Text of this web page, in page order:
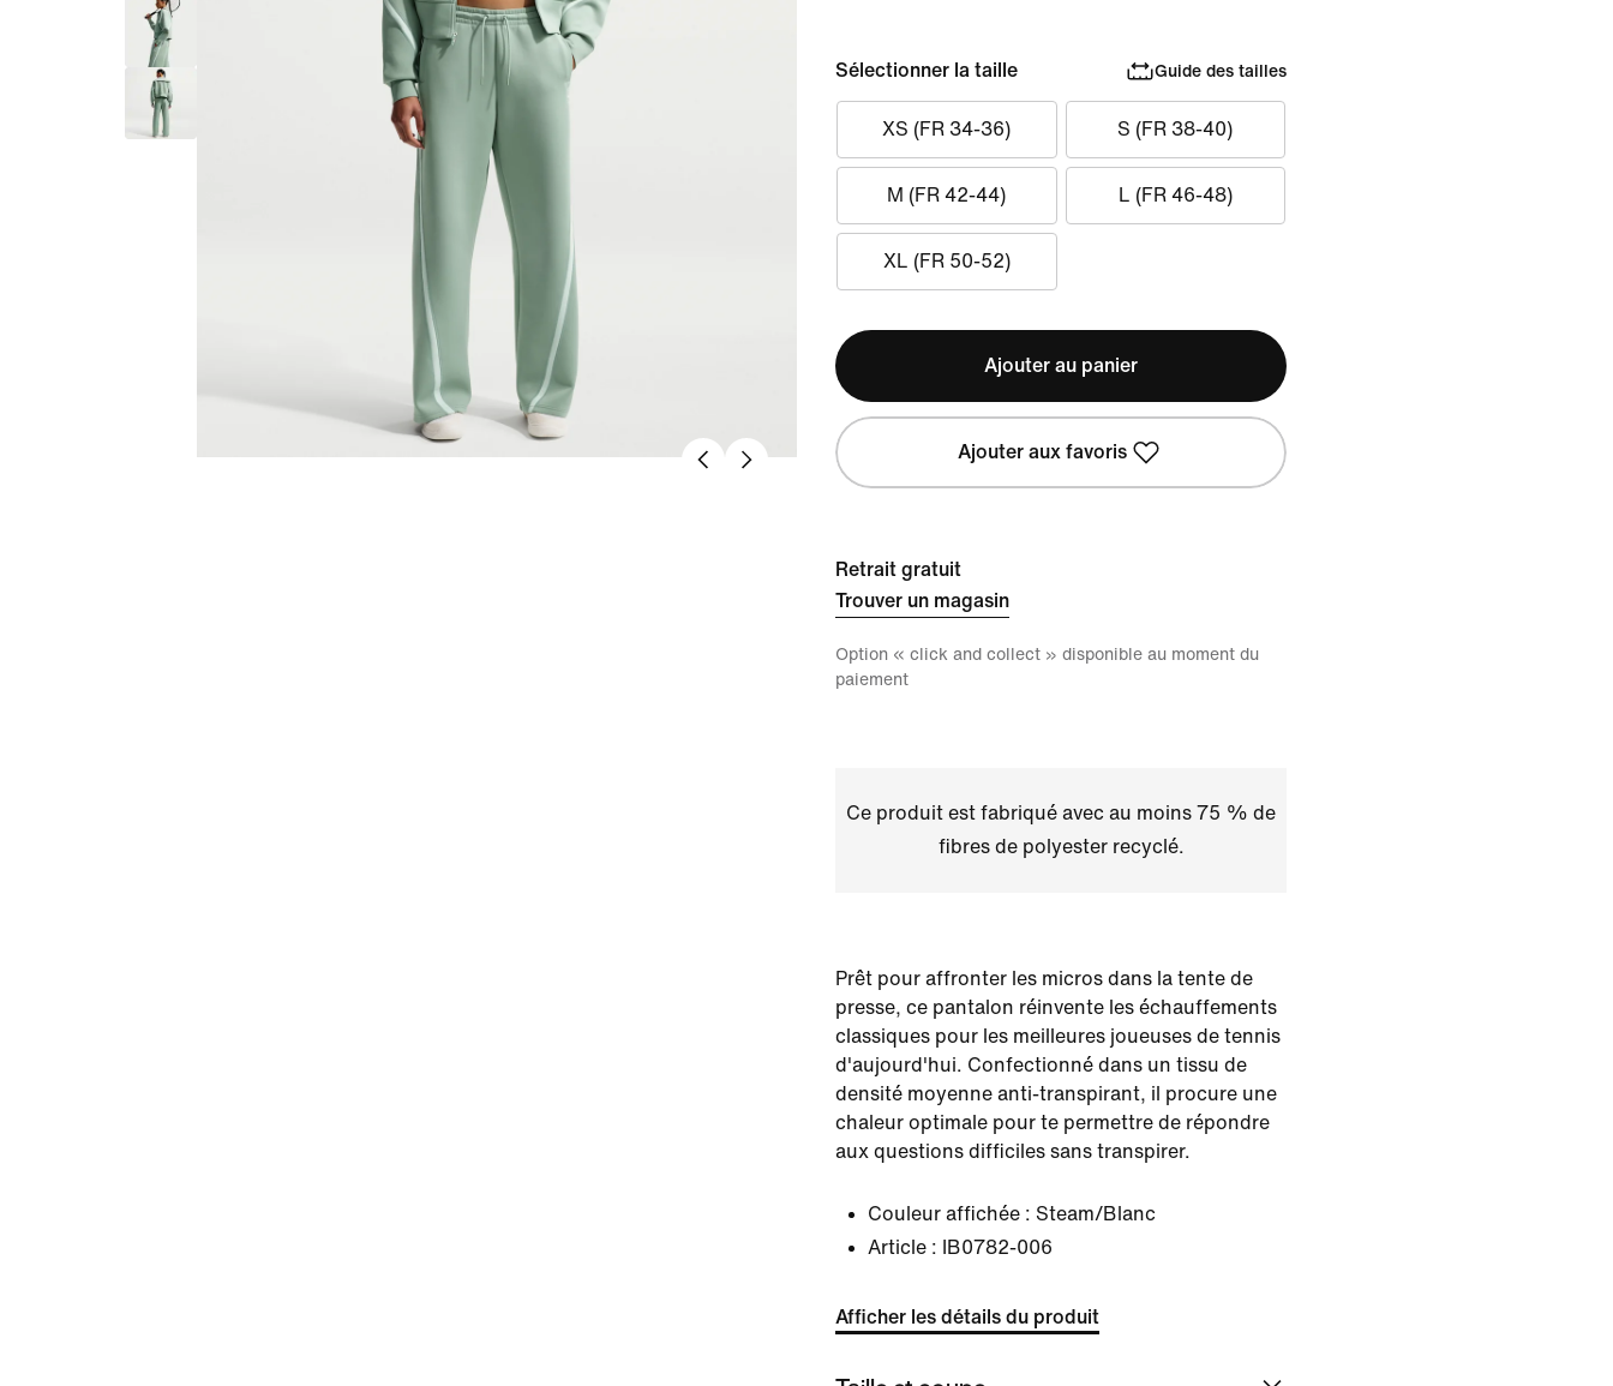
Sélectionner la taille Guide des tailles
XS (FR 34-36) S (FR 38-40)
M (FR 42-44) L (FR 46-48)
XL (FR 50-52)
Ajouter au panier
Ajouter aux favoris
Retrait gratuit
Trouver un magasin
Option « click and collect » disponible au moment du
paiement
Ce produit est fabriqué avec au moins 75 % de
fibres de polyester recyclé.
Prêt pour affronter les micros dans la tente de
presse, ce pantalon réinvente les échauffements
classiques pour les meilleures joueuses de tennis
d'aujourd'hui. Confectionné dans un tissu de
densité moyenne anti-transpirant, il procure une
chaleur optimale pour te permettre de répondre
aux questions difficiles sans transpirer.
Couleur affichée : Steam/Blanc
Article :
IB0782-006
Afficher les détails du produit